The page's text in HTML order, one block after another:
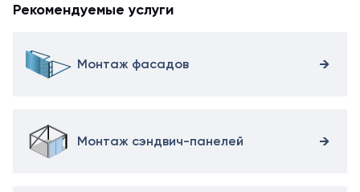
Рекомендуемые услуги
Монтаж фасадов
Монтаж сэндвич-панелей